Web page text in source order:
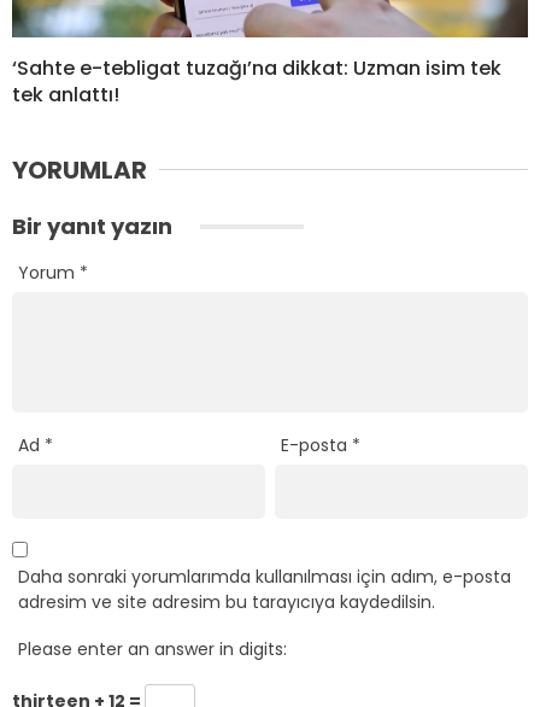
‘Sahte e-tebligat tuzağı’na dikkat: Uzman isim tek
tek anlattı!
YORUMLAR
Bir yanıt yazın
Yorum *
Ad * E-posta *
Daha sonraki yorumlarımda kullanılması için adım, e-posta
adresim ve site adresim bu tarayıcıya kaydedilsin.
Please enter an answer in digits:
thirteen + 12 =